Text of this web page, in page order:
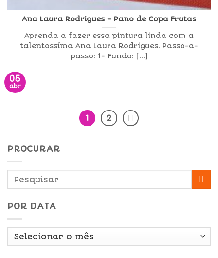
Ana Laura Rodrigues – Pano de Copa Frutas
Aprenda a fazer essa pintura linda com a
talentossíma Ana Laura Rodrigues. Passo-a-
passo: 1- Fundo: [...]
05
abr
1 2
PROCURAR
POR DATA
Por